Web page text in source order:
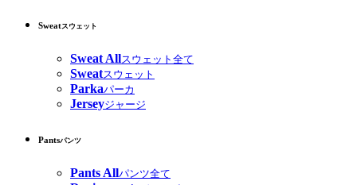
Sweatスウェット
Sweat Allスウェット全て
Sweatスウェット
Parkaパーカ
Jerseyジャージ
Pantsパンツ
Pants Allパンツ全て